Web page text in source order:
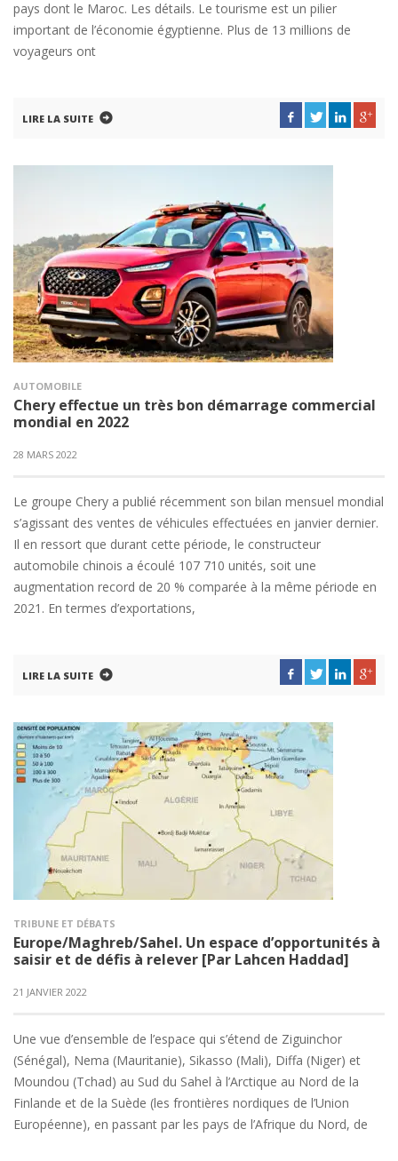
pays dont le Maroc. Les détails. Le tourisme est un pilier
important de l’économie égyptienne. Plus de 13 millions de
voyageurs ont
LIRE LA SUITE
AUTOMOBILE
Chery effectue un très bon démarrage commercial
mondial en 2022
28 MARS 2022
Le groupe Chery a publié récemment son bilan mensuel mondial
s’agissant des ventes de véhicules effectuées en janvier dernier.
Il en ressort que durant cette période, le constructeur
automobile chinois a écoulé 107 710 unités, soit une
augmentation record de 20 % comparée à la même période en
2021. En termes d’exportations,
LIRE LA SUITE
TRIBUNE ET DÉBATS
Europe/Maghreb/Sahel. Un espace d’opportunités à
saisir et de défis à relever [Par Lahcen Haddad]
21 JANVIER 2022
Une vue d’ensemble de l’espace qui s’étend de Ziguinchor
(Sénégal), Nema (Mauritanie), Sikasso (Mali), Diffa (Niger) et
Moundou (Tchad) au Sud du Sahel à l’Arctique au Nord de la
Finlande et de la Suède (les frontières nordiques de l’Union
Européenne), en passant par les pays de l’Afrique du Nord, de